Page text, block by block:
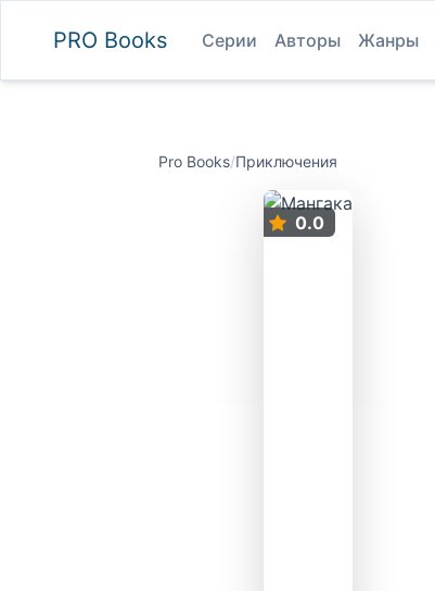
PRO Books Серии Авторы Жанры
Pro Books/Приключения
0.0